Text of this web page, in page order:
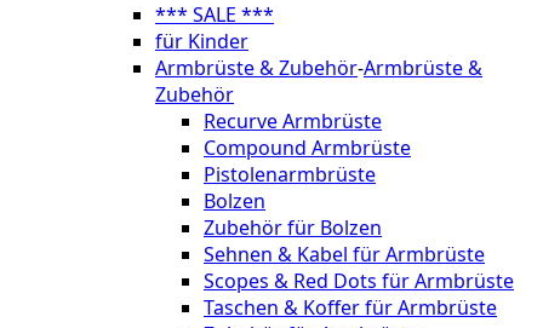
*** SALE ***
für Kinder
Armbrüste & Zubehör-Armbrüste &
Zubehör
Recurve Armbrüste
Compound Armbrüste
Pistolenarmbrüste
Bolzen
Zubehör für Bolzen
Sehnen & Kabel für Armbrüste
Scopes & Red Dots für Armbrüste
Taschen & Koffer für Armbrüste